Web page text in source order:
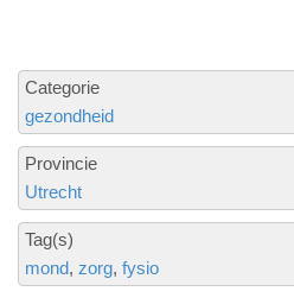
Categorie
gezondheid
Provincie
Utrecht
Tag(s)
mond zorg fysio